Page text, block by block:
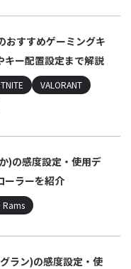
おすすめゲーミングキ
キー配置設定まで解説
VALORANT
)の感度設定・使用デ
ーラーを紹介
Rams
グラン)の感度設定・使